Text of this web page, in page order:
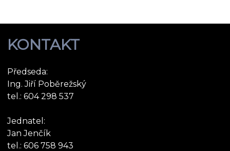
KONTAKT
Předseda:
Ing. Jiří Poběrežský
tel.: 604 298 537
Jednatel:
Jan Jenčík
tel.: 606 758 943